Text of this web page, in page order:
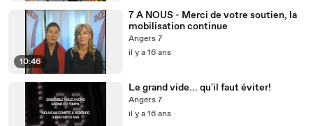
10:46
7 A NOUS - Merci de votre soutien, la
mobilisation continue
Angers 7
il y a 16 ans
Le grand vide... qu'il faut éviter!
Angers 7
il y a 16 ans